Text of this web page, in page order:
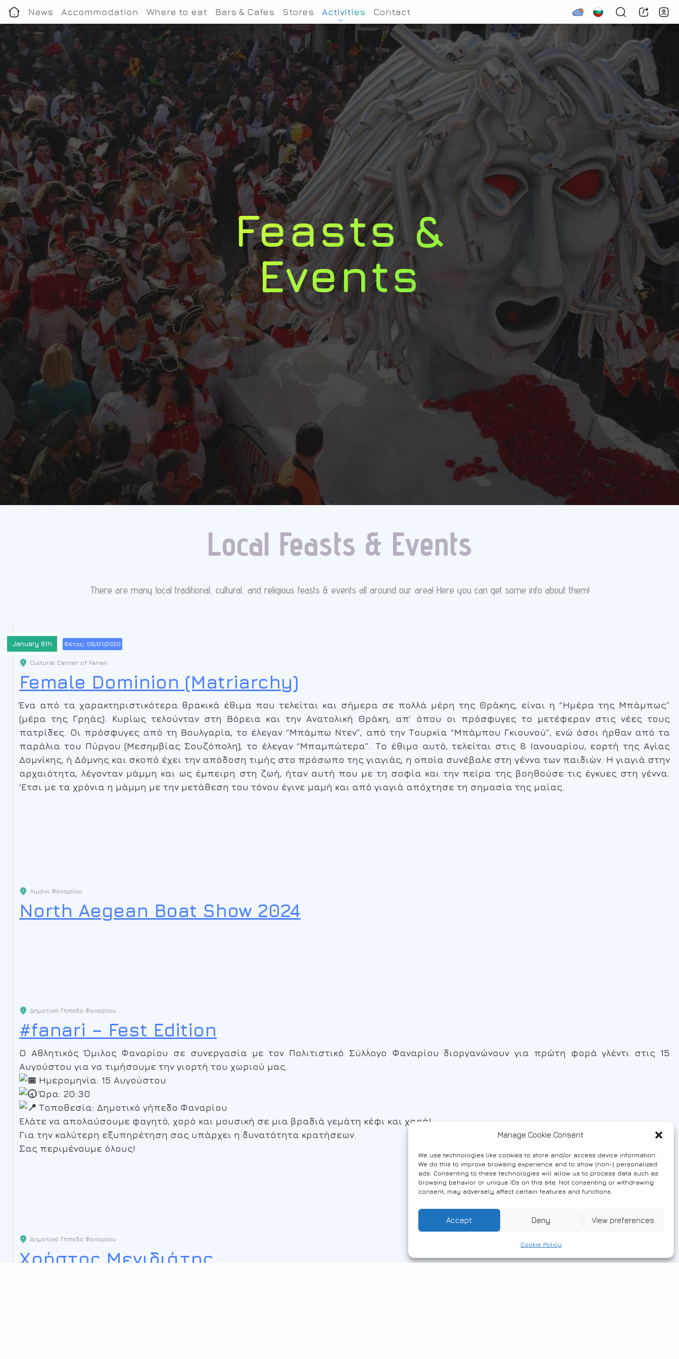
Manage Cookie Consent
We use technologies like cookies to store and/or access device information.
We do this to improve browsing experience and to show (non-) personalized
ads. Consenting to these technologies will allow us to process data such as
browsing behavior or unique IDs on this site. Not consenting or withdrawing
consent, may adversely affect certain features and functions.
Accept Deny View preferences
Cookie Policy
Feasts &
Events
News Accommodation Where to eat Bars & Cafes Stores Activities Contact
Local Feasts & Events
There are many local traditional, cultural, and religious feasts & events all around our area! Here you can get some info about them!
January 8th Φέτος: 08/01/2020
Cultural Center of Fanari
Female Dominion (Matriarchy)
Ένα από τα χαρακτηριστικότερα θρακικά έθιμα που τελείται και σήμερα σε πολλά μέρη της Θράκης, είναι η “Ημέρα της Μπάμπως”
(μέρα της Γρηάς). Κυρίως τελούνταν στη Βόρεια και την Ανατολική Θράκη, απ’ όπου οι πρόσφυγες το μετέφεραν στις νέες τους
πατρίδες. Οι πρόσφυγες από τη Βουλγαρία, το έλεγαν “Μπάμπω Ντεν”, από την Τουρκία “Μπάμπου Γκιουνού”, ενώ όσοι ήρθαν από τα
παράλια του Πύργου (Μεσημβίας Σουζόπολη), το έλεγαν “Μπαμπώτερα”. Το έθιμο αυτό, τελείται στις 8 Ιανουαρίου, εορτή της Αγίας
Δομνίκης, ή Δόμνης και σκοπό έχει την απόδοση τιμής στο πρόσωπο της γιαγιάς, η οποία συνέβαλε στη γέννα των παιδιών. Η γιαγιά στην
αρχαιότητα, λέγονταν μάμμη και ως έμπειρη στη ζωή, ήταν αυτή που με τη σοφία και την πείρα της βοηθούσε τις έγκυες στη γέννα.
‘Ετσι με τα χρόνια η μάμμη με την μετάθεση του τόνου έγινε μαμή και από γιαγιά απόχτησε τη σημασία της μαίας.
Λιμάνι Φαναρίου
North Aegean Boat Show 2024
Δημοτικό Γήπεδο Φαναρίου
#fanari – Fest Edition
Ο Αθλητικός Όμιλος Φαναρίου σε συνεργασία με τον Πολιτιστικό Σύλλογο Φαναρίου διοργανώνουν για πρώτη φορά γλέντι στις 15
Αυγούστου για να τιμήσουμε την γιορτή του χωριού μας.
Ημερομηνία: 15 Αυγούστου
Ώρα: 20:30
Τοποθεσία: Δημοτικό γήπεδο Φαναρίου
Ελάτε να απολαύσουμε φαγητό, χορό και μουσική σε μια βραδιά γεμάτη κέφι και χαρά!
Για την καλύτερη εξυπηρέτηση σας υπάρχει η δυνατότητα κρατήσεων.
Σας περιμένουμε όλους!
Δημοτικό Γήπεδο Φαναρίου
Χρήστος Μενιδιάτης